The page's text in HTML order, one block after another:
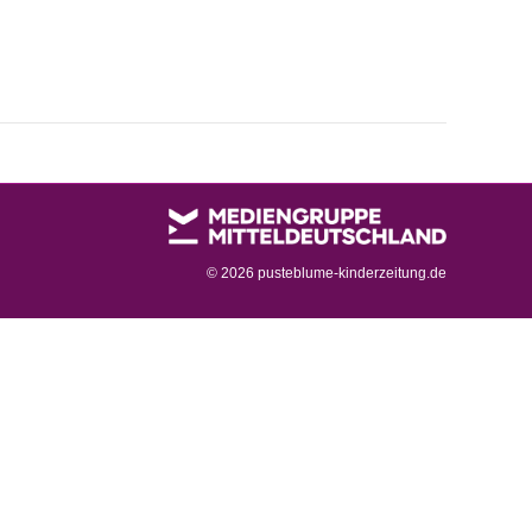
© 2026 pusteblume-kinderzeitung.de